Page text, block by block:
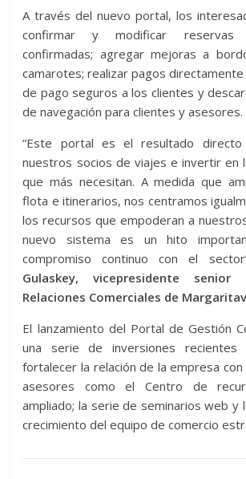
A través del nuevo portal, los
confirmar y modificar reservas
confirmadas; agregar mejoras a
camarotes; realizar pagos
de pago seguros a los clientes y
de navegación para clientes y asesores.
“Este portal es el resultado
nuestros socios de viajes e invertir en
que más necesitan. A medida que
flota e itinerarios, nos centramos
los recursos que empoderan a
nuevo sistema es un hito
compromiso continuo con el
Gulaskey, vicepresidente
Relaciones Comerciales de
El lanzamiento del Portal de Gestión
una serie de inversiones recientes
fortalecer la relación de la empresa con
asesores como el Centro de
ampliado; la serie de seminarios web y
crecimiento del equipo de comercio